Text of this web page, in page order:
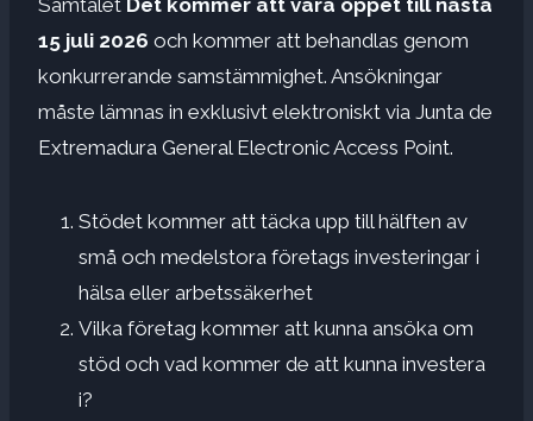
15 juli 2026 och kommer att behandlas genom
konkurrerande samstämmighet. Ansökningar
måste lämnas in exklusivt elektroniskt via Junta de
Extremadura General Electronic Access Point.
Stödet kommer att täcka upp till hälften av
små och medelstora företags investeringar i
hälsa eller arbetssäkerhet
Vilka företag kommer att kunna ansöka om
stöd och vad kommer de att kunna investera
i?